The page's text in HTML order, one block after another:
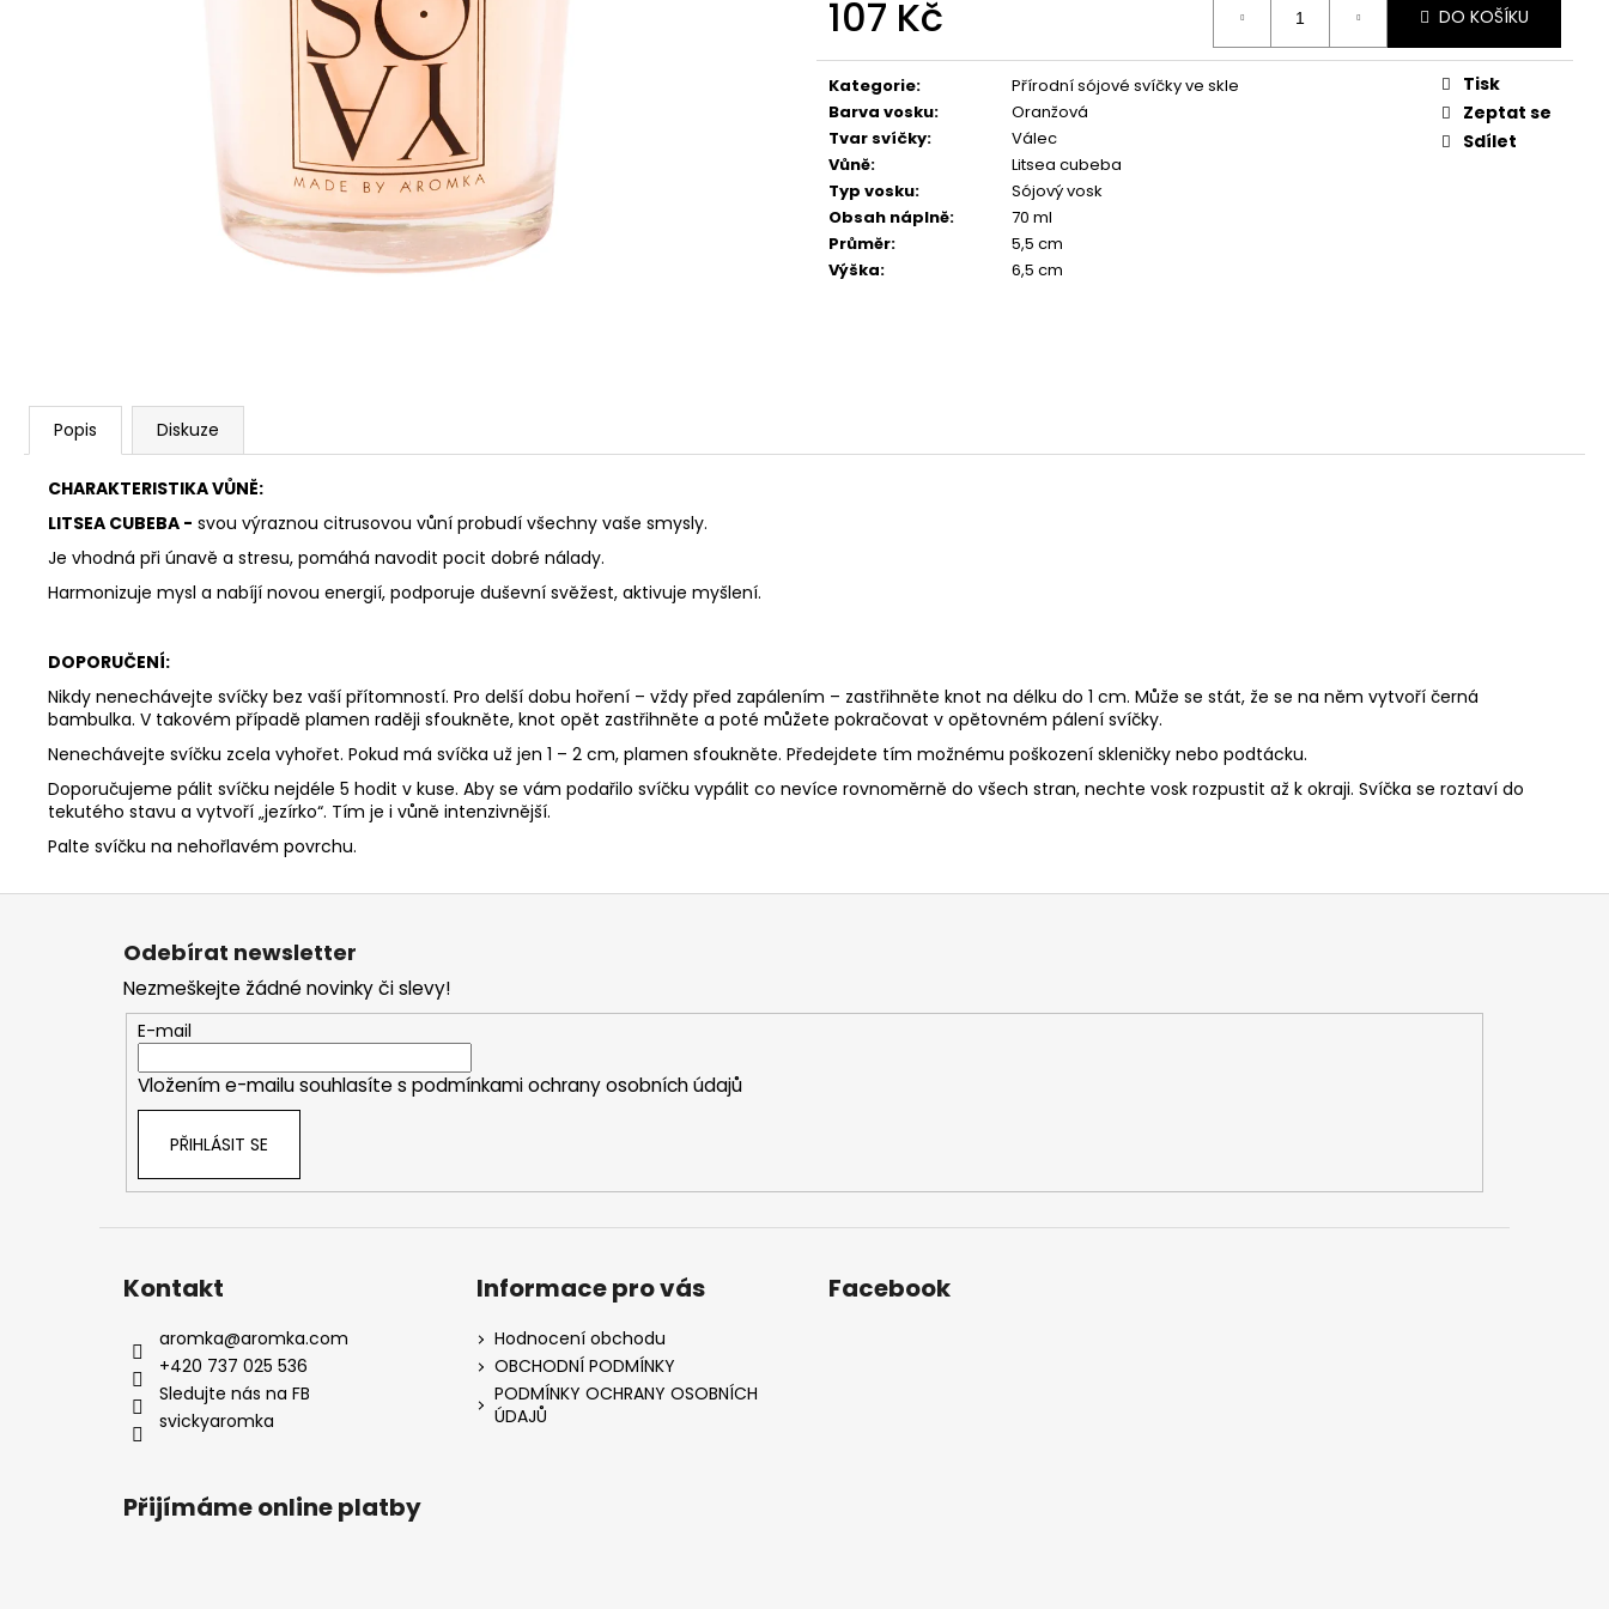
107 Kč
cena:
DO KOŠÍKU
Kategorie:
Přírodní sójové svíčky ve skle
Barva vosku:
Oranžová
Tvar svíčky:
Válec
Vůně:
Litsea cubeba
Typ vosku:
Sójový vosk
Obsah náplně:
70 ml
Průměr:
5,5 cm
Výška: 6,5 cm
Tisk
Zeptat se
Sdílet
Popis Diskuze
CHARAKTERISTIKA VŮNĚ:
LITSEA CUBEBA - svou výraznou citrusovou vůní probudí všechny vaše smysly.
Je vhodná při únavě a stresu, pomáhá navodit pocit dobré nálady.
Harmonizuje mysl a nabíjí novou energií, podporuje duševní svěžest, aktivuje myšlení.
DOPORUČENÍ:
Nikdy nenechávejte svíčky bez vaší přítomností. Pro delší dobu hoření – vždy před zapálením – zastřihněte knot na délku do 1 cm. Může se stát, že se na něm vytvoří černá
bambulka. V takovém případě plamen raději sfoukněte, knot opět zastřihněte a poté můžete pokračovat v opětovném pálení svíčky.
Nenechávejte svíčku zcela vyhořet. Pokud má svíčka už jen 1 – 2 cm, plamen sfoukněte. Předejdete tím možnému poškození skleničky nebo podtácku.
Doporučujeme pálit svíčku nejdéle 5 hodit v kuse. Aby se vám podařilo svíčku vypálit co nevíce rovnoměrně do všech stran, nechte vosk rozpustit až k okraji. Svíčka se roztaví do
tekutého stavu a vytvoří „jezírko“. Tím je i vůně intenzivnější.
Palte svíčku na nehořlavém povrchu.
PŘÍRODNÍ VONNÁ SVÍČKA SÓJOVÁ -
AROMKA - SET 10 KS ČAJOVÝCH
SVÍČEK V PLECHU - BEZ VŮNĚ
PŘÍRODNÍ VONNÁ SVÍČKA SÓJOVÁ - PŘÍRODNÍ VONNÁ SVÍČKA PALMOVÁ -
AROMKA - MINI WHISKOVKA, 90 ML -
Z
Odebírat newsletter
Nezmeškejte žádné novinky či slevy!
E-mail
Vložením e-mailu souhlasíte s podmínkami ochrany osobních údajů
PŘIHLÁSIT SE
Kontakt
aromka@aromka.com
+420 737 025 536
Sledujte nás na FB
svickyaromka
Informace pro vás
Hodnocení obchodu
OBCHODNÍ PODMÍNKY
PODMÍNKY OCHRANY OSOBNÍCH
ÚDAJŮ
Facebook
Přijímáme online platby